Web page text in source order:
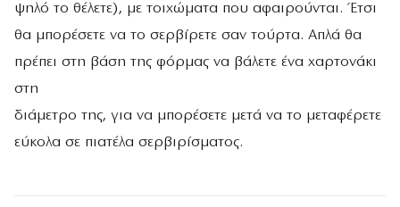
ψηλό το θέλετε), με τοιχώματα που αφαιρούνται. Έτσι
θα μπορέσετε να το σερβίρετε σαν τούρτα. Απλά θα
πρέπει στη βάση της φόρμας να βάλετε ένα χαρτονάκι
στη
διάμετρο της, για να μπορέσετε μετά να το μεταφέρετε
εύκολα σε πιατέλα σερβιρίσματος.